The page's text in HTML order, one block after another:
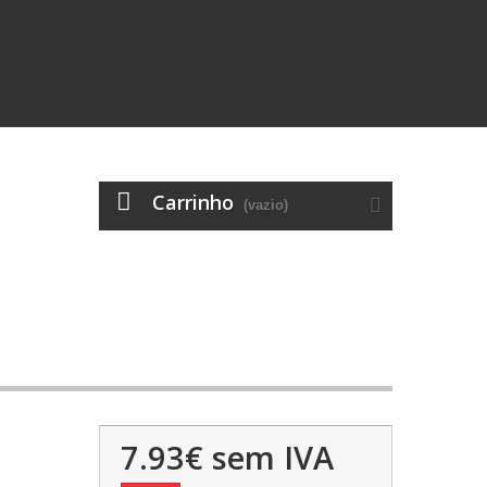
Carrinho (vazio)
7.93€ sem IVA